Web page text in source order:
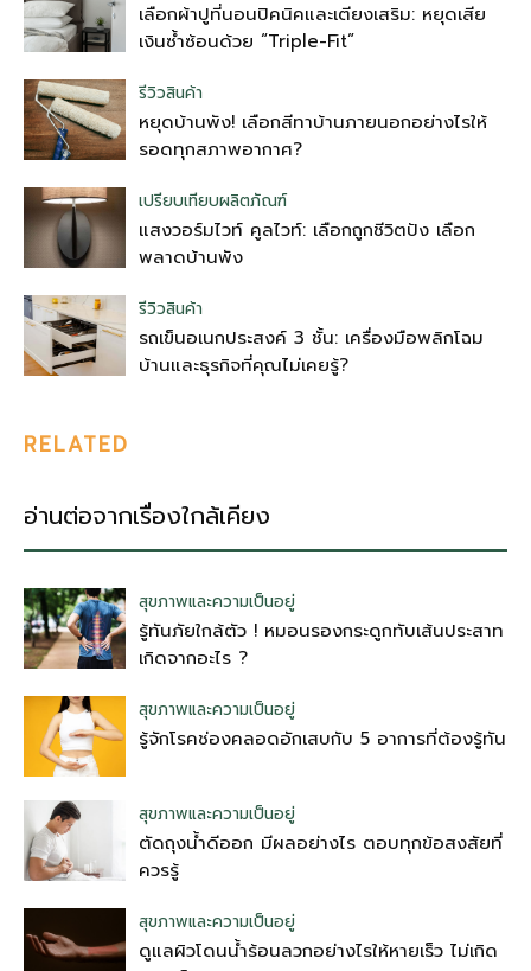
เลือกผ้าปูที่นอนปิคนิคและเตียงเสริม: หยุดเสีย
เงินซ้ำซ้อนด้วย “Triple-Fit”
รีวิวสินค้า
หยุดบ้านพัง! เลือกสีทาบ้านภายนอกอย่างไรให้
รอดทุกสภาพอากาศ?
เปรียบเทียบผลิตภัณฑ์
แสงวอร์มไวท์ คูลไวท์: เลือกถูกชีวิตปัง เลือก
พลาดบ้านพัง
รีวิวสินค้า
รถเข็นอเนกประสงค์ 3 ชั้น: เครื่องมือพลิกโฉม
บ้านและธุรกิจที่คุณไม่เคยรู้?
RELATED
อ่านต่อจากเรื่องใกล้เคียง
สุขภาพและความเป็นอยู่
รู้ทันภัยใกล้ตัว ! หมอนรองกระดูกทับเส้นประสาท
เกิดจากอะไร ?
สุขภาพและความเป็นอยู่
รู้จักโรคช่องคลอดอักเสบกับ 5 อาการที่ต้องรู้ทัน
สุขภาพและความเป็นอยู่
ตัดถุงน้ําดีออก มีผลอย่างไร ตอบทุกข้อสงสัยที่
ควรรู้
สุขภาพและความเป็นอยู่
ดูแลผิวโดนน้ำร้อนลวกอย่างไรให้หายเร็ว ไม่เกิด